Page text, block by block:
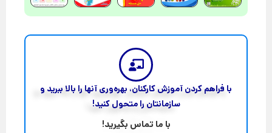
با فراهم کردن آموزش کارکنان، بهره‌وری آنها را بالا ببرید و
سازمانتان را متحول کنید!
با ما تماس بگیرید!